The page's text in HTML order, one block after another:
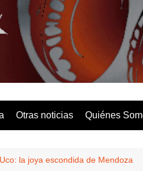
Otras noticias Quiénes
la joya escondida de Mendoza